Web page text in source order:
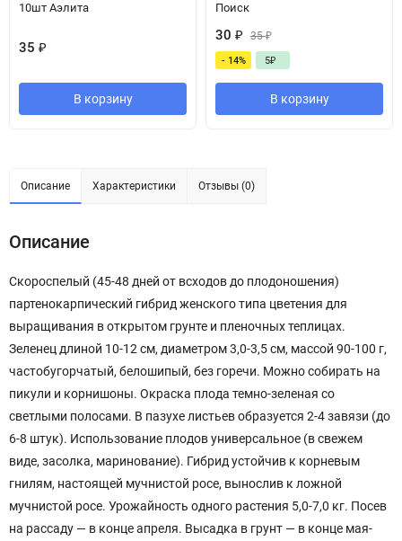
10шт Аэлита
35 ₽
В корзину
Поиск
30 ₽ 35₽
- 14% 5₽
В корзину
Описание Характеристики Отзывы (0)
Описание
Скороспелый (45-48 дней от всходов до плодоношения)
партенокарпический гибрид женского типа цветения для
выращивания в открытом грунте и пленочных теплицах.
Зеленец длиной 10-12 см, диаметром 3,0-3,5 см, массой 90-100 г,
частобугорчатый, белошипый, без горечи. Можно собирать на
пикули и корнишоны. Окраска плода темно-зеленая со
светлыми полосами. В пазухе листьев образуется 2-4 завязи (до
6-8 штук). Использование плодов универсальное (в свежем
виде, засолка, маринование). Гибрид устойчив к корневым
гнилям, настоящей мучнистой росе, вынослив к ложной
мучнистой росе. Урожайность одного растения 5,0-7,0 кг. Посев
на рассаду — в конце апреля. Высадка в грунт — в конце мая-